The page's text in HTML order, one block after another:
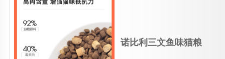
诺比利三文鱼味猫粮